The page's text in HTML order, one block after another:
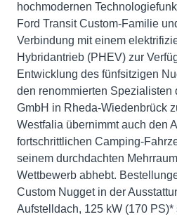
hochmodernen
Ford Transit Custom-Familie
Verbindung mit einem
Hybridantrieb (PHEV) zur
Entwicklung des fünfsitzigen
den renommierten Spezialisten
GmbH in Rheda-Wiedenbrück
Westfalia übernimmt auch den
fortschrittlichen Camping-
seinem durchdachten
Wettbewerb abhebt.
Custom Nugget in der
Aufstelldach, 125 kW (170